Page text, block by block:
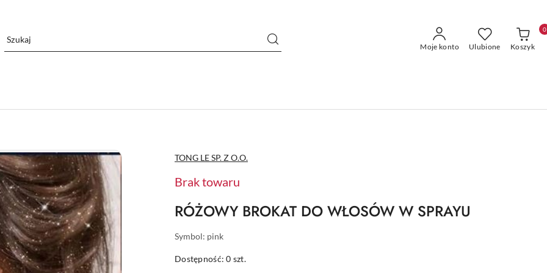
Moje konto Ulubione Koszyk
0
NAZWA
PRODUCENTA:
TONG LE SP. Z O.O.
Brak towaru
RÓŻOWY BROKAT DO WŁOSÓW W SPRAYU
Symbol: pink
Dostępność:0 szt.